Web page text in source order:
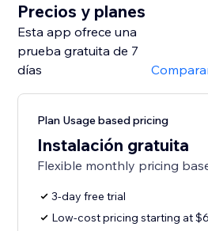
Precios y planes
Esta app ofrece una
prueba gratuita de 7
días
Plan Usage based pricing
Instalación gratuita
Flexible monthly pricing
3-day free trial
Low-cost pricing starting at